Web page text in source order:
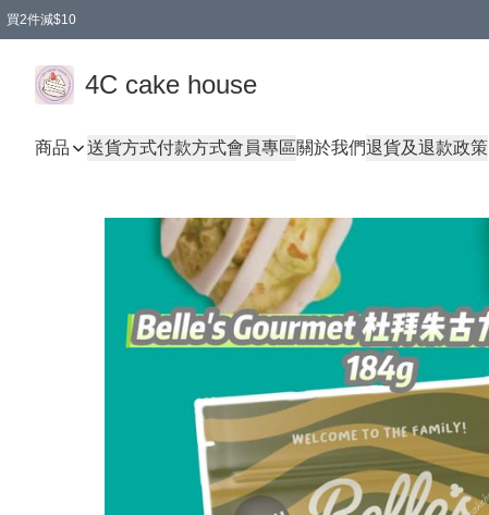
買2件減$10
4C cake house
商品 送貨方式付款方式會員專區關於我們退貨及退款政策